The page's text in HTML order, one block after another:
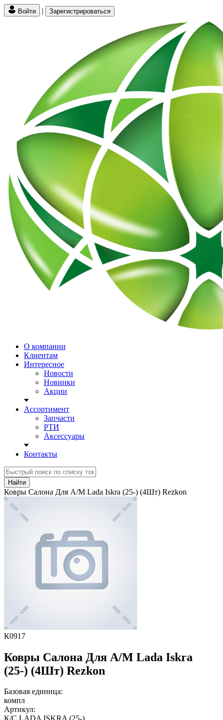
Войти | Зарегистрироваться
О компании
Клиентам
Интересное
Новости
Новинки
Акции
Ассортимент
Запчасти
РТИ
Аксессуары
Контакты
Найти
Ковры Салона Для А/М Lada Iskra (25-) (4Шт) Rezkon
К0917
Ковры Салона Для А/М Lada Iskra
(25-) (4Шт) Rezkon
Базовая единица:
компл
Артикул: